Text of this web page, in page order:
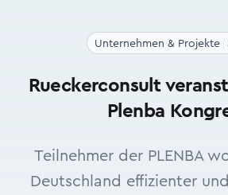
Unternehmen & Projekte
Rueckerconsult
Plenba
Teilnehmer der PLENBA
Deutschland effizienter